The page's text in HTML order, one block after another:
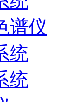
谱仪
统
统